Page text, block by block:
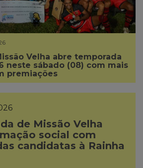
Velha abre temporada
neste sábado (08) com mais
premiações
de Missão Velha
social com
candidatas à Rainha